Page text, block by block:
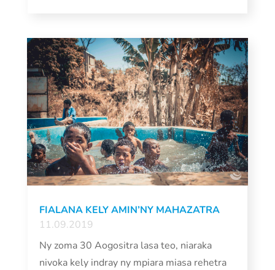
FIALANA KELY AMIN’NY MAHAZATRA
11.09.2019
Ny zoma 30 Aogositra lasa teo, niaraka
nivoka kely indray ny mpiara miasa rehetra